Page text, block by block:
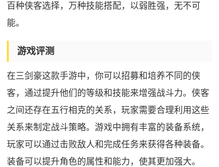
百种侠客选择，万种技能搭配，以弱胜强，无不可
能。
游戏评测
在三剑豪这款手游中，你可以招募和培养不同的侠
客，通过提升他们的等级和技能来增强战斗力。侠客
之间还存在五行相克的关系，玩家需要合理利用这些
关系来制定战斗策略。游戏中拥有丰富的装备系统，
玩家可以通过击败敌人和完成任务来获得各种装备。
装备可以提升角色的属性和能力，使其更加强大。